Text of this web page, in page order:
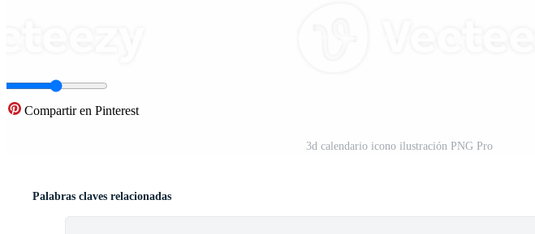
Compartir en Pinterest
3d calendario icono ilustración PNG Pro
Palabras claves relacionadas